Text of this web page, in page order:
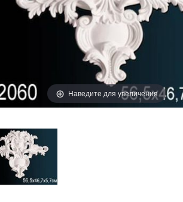
Наведите для увеличения